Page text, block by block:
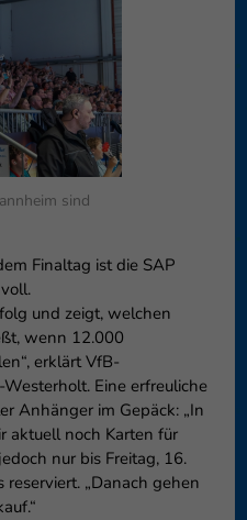
sind
Finaltag ist die SAP
und zeigt, welchen
wenn 12.000
erklärt VfB-
Eine erfreuliche
Anhänger im Gepäck: „In
aktuell noch Karten für
nur bis Freitag, 16.
reserviert. „Danach gehen
Kategorien geben oder sich
und so nur bestimmte
Cookies akzeptieren
anzeigen
Media-Plattformen werden
von externen Medien akzeptiert
keiner manuellen
anzeigen
Datenschutzerklärung Impressum